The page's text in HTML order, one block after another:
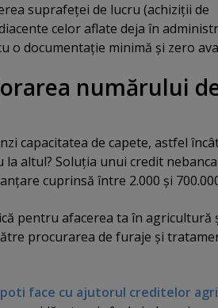
suprafeţei de lucru (achiziţii de
celor aflate deja în
o documentaţie minimă şi zero
numărului
capacitatea de capete, astfel
altul? Soluţia unui credit
cuprinsă între 2.000 şi
pentru afacerea ta în agricultură
procurarea de furaje şi
face cu ajutorul creditelor